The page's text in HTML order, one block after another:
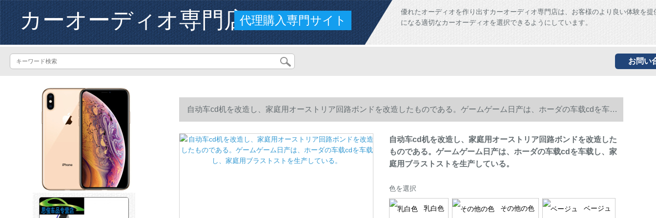
カーオーディオ専門店代理購入専門サイト
優れたオーディオを作り出すカーオーディオ専門店は、お客様のより良い体験を提
になる適切なカーオーディオを選択できるようにしています。
お問い
自动车cd机を改造し、家庭用オーストリア回路ボンドを改造したものである。ゲームゲーム日产は、ホーダの车载cdを车载
し、家庭用ブラストストを生产している。
自动车cd机を改造し、家庭用オーストリア回路ボンドを改造した
ものである。ゲームゲーム日产は、ホーダの车载cdを车载し、家
庭用ブラストストを生产している。
色を選択
乳白色 その他の色 ベージュ